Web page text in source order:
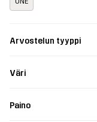
Arvostelun tyyppi
Väri
Paino